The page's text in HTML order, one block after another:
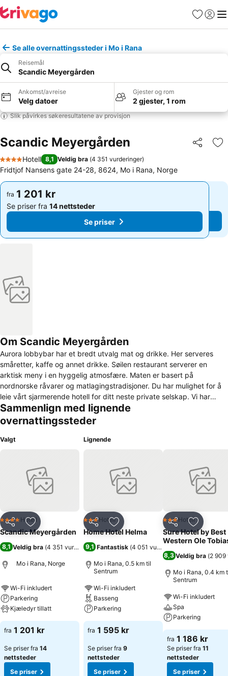
Favoritter
Logg
Se alle overnattingssteder i Mo i Rana
Reisemål
Scandic Meyergården
Ankomst/avreise
Velg datoer
Gjester og rom
2 gjester, 1 rom
Slik påvirkes søkeresultatene av provisjon
Scandic Meyergården Del
4 Stjerner
Hotell 8,1 Veldig bra (4 351 vurderinger)
Fridtjof Nansens gate 24-28, 8624, Mo i Rana, Norge
fra 1 201 kr
Se priser fra 14 nettsteder
Se priser
fra 1 201 kr
Se priser fra 14 nettsteder
Se priser
Om Scandic Meyergården
Aurora lobbybar har et bredt utvalg mat og drikke. Her serveres
småretter, kaffe og annet drikke. Søilen restaurant serverer en
arktisk meny i en hyggelig atmosfære. Maten er basert på
nordnorske råvarer og matlagingstradisjoner. Du har mulighet for å
leie vårt sjarmerende hotell for ditt neste private selskap. Vi har
kapasitet for opptil 350 personer.
Sammenlign med lignende
overnattingssteder
Valgt
Del Legg til i favoritter
4 StjernerHotell
Scandic Meyergården
8,1 Veldig bra (4 351 vurderinger)
Mo i Rana, Norge
Wi-Fi inkludert
Parkering
Kjæledyr tillatt
fra 1 201 kr
Se priser fra 14
nettsteder
Se priser
Lignende
Del Legg til i favoritter
3 Stjerner
Hotell
Home Hotel Helma
9,1 Fantastisk (4 051 vurderinger
Mo i Rana, 0.5 km til
Sentrum
Wi-Fi inkludert
Basseng
Parkering
fra 1 595 kr
Se priser fra 9
nettsteder
Se priser
Del Legg til
3 Stjerner
Hotell
Sure Hotel by Best
Western Ole
8,3 Veldig bra (2 909
Mo i Rana, 0.4 km
Sentrum
Wi-Fi inkludert
Spa
Parkering
fra 1 186 kr
Se priser fra 11
nettsteder
Se priser